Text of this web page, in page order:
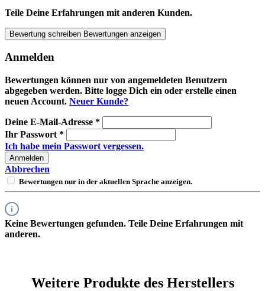
Teile Deine Erfahrungen mit anderen Kunden.
Bewertung schreiben Bewertungen anzeigen
Anmelden
Bewertungen können nur von angemeldeten Benutzern
abgegeben werden. Bitte logge Dich ein oder erstelle einen
neuen Account. Neuer Kunde?
Deine E-Mail-Adresse *
Ihr Passwort *
Ich habe mein Passwort vergessen.
Anmelden
Abbrechen
Bewertungen nur in der aktuellen Sprache anzeigen.
Keine Bewertungen gefunden. Teile Deine Erfahrungen mit
anderen.
Weitere Produkte des Herstellers